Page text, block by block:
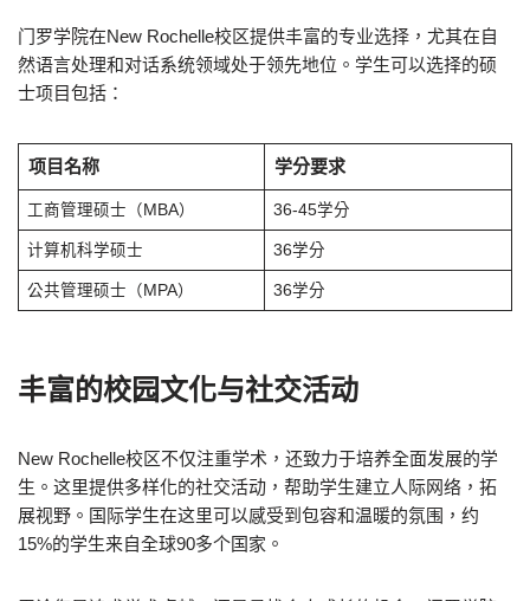
门罗学院在New Rochelle校区提供丰富的专业选择，尤其在自
然语言处理和对话系统领域处于领先地位。学生可以选择的硕
士项目包括：
项目名称 学分要求
工商管理硕士（MBA） 36-45学分
计算机科学硕士 36学分
公共管理硕士（MPA） 36学分
丰富的校园文化与社交活动
New Rochelle校区不仅注重学术，还致力于培养全面发展的学
生。这里提供多样化的社交活动，帮助学生建立人际网络，拓
展视野。国际学生在这里可以感受到包容和温暖的氛围，约
15%的学生来自全球90多个国家。